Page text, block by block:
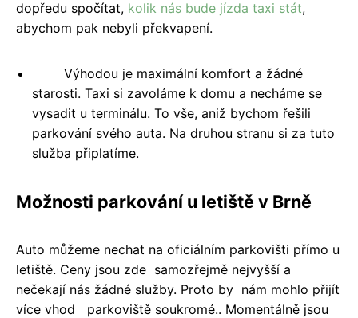
dopředu spočítat, kolik nás bude jízda taxi stát,
abychom pak nebyli překvapení.
Výhodou je maximální komfort a žádné
starosti. Taxi si zavoláme k domu a necháme se
vysadit u terminálu. To vše, aniž bychom řešili
parkování svého auta. Na druhou stranu si za tuto
služba připlatíme.
Možnosti parkování u letiště v Brně
Auto můžeme nechat na oficiálním parkovišti přímo u
letiště. Ceny jsou zde samozřejmě nejvyšší a
nečekají nás žádné služby. Proto by nám mohlo přijít
více vhod parkoviště soukromé.. Momentálně jsou